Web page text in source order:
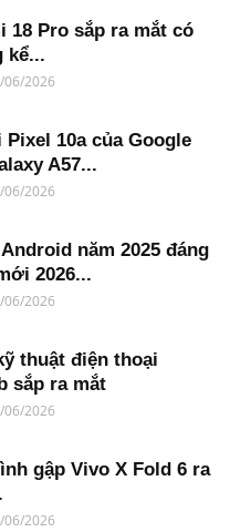
18 Pro sắp ra mắt có
kể...
06/2026
10a của Google
A57...
06/2026
năm 2025 đáng
2026...
06/2026
thuật điện thoại
sắp ra mắt
06/2026
gập Vivo X Fold 6 ra
06/2026